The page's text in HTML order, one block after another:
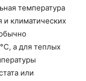
температура
и климатических
а для теплых
или